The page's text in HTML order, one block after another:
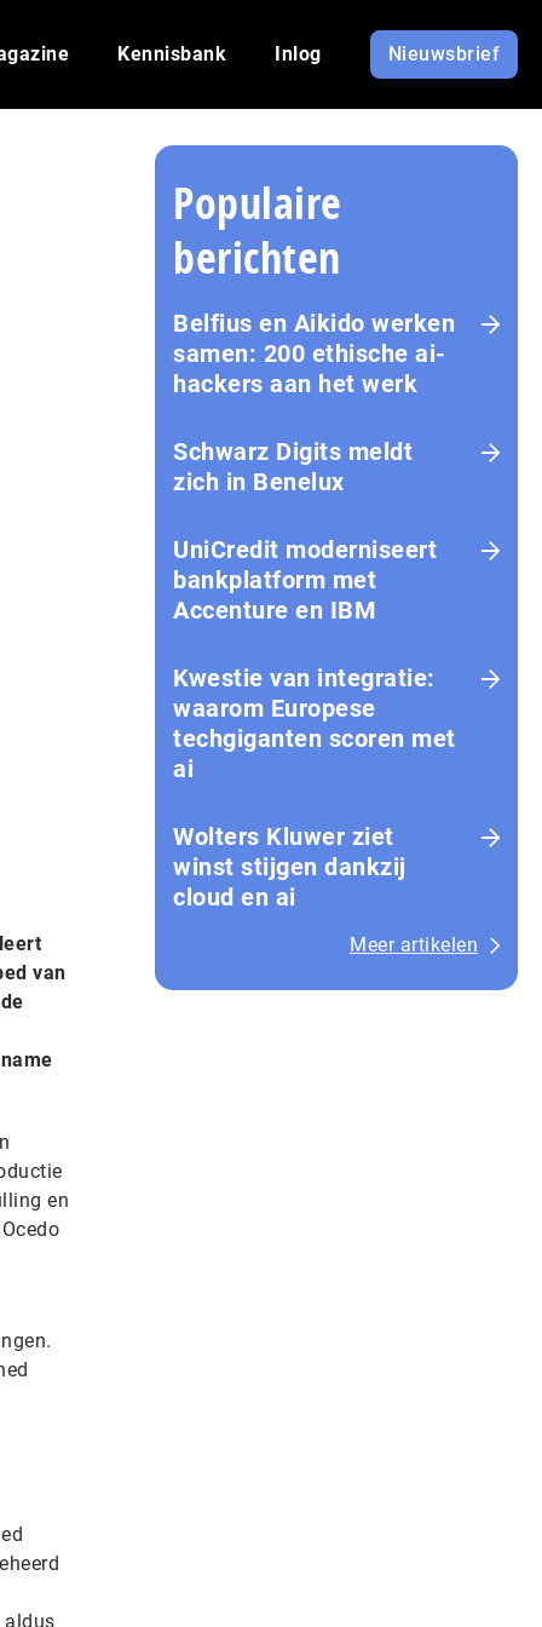
Kennisbank Inlog Nieuwsbrief
van
en
aldus
Populaire
berichten
Belfius en Aikido werken
samen: 200 ethische ai-
hackers aan het werk
Schwarz Digits meldt
zich in Benelux
UniCredit moderniseert
bankplatform met
Accenture en IBM
Kwestie van integratie:
waarom Europese
techgiganten scoren met
ai
Wolters Kluwer ziet
winst stijgen dankzij
cloud en ai
Meer artikelen